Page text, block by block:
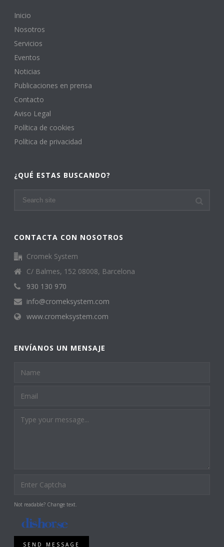
Inicio
Nosotros
Servicios
Eventos
Noticias
Publicaciones en prensa
Contacto
Aviso Legal
Política de cookies
Política de privacidad
¿QUÉ ESTAS BUSCANDO?
CONTACTA CON NOSOTROS
Cromek System
C/ Balmes, 152 08008, Barcelona
930 130 970
info@cromeksystem.com
www.cromeksystem.com
ENVÍANOS UN MENSAJE
Not readable? Change text.
SEND MESSAGE